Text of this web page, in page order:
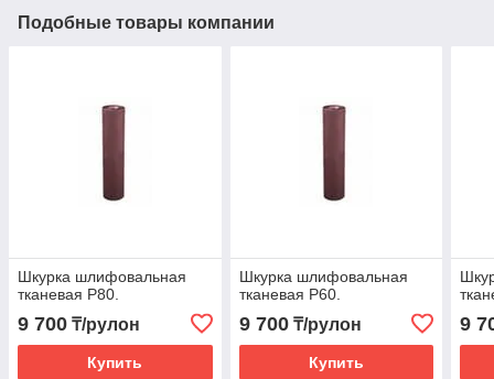
Подобные товары компании
Шкурка шлифовальная
тканевая Р80.
9 700 ₸/рулон
Купить
Шкурка шлифовальная
тканевая Р60.
9 700₸/рулон
Купить
9